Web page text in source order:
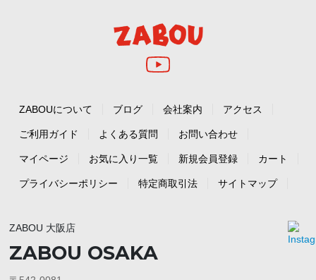
ZABOUについて ブログ 会社案内 アクセス
ご利用ガイド よくある質問 お問い合わせ
マイページ お気に入り一覧 新規会員登録 カート
プライバシーポリシー 特定商取引法 サイトマップ
ZABOU 大阪店
ZABOU OSAKA